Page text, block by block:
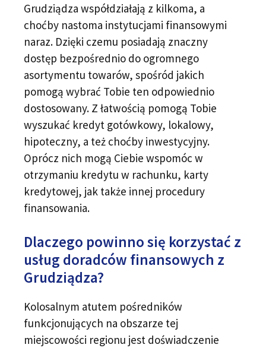
Grudziądza współdziałają z kilkoma, a
choćby nastoma instytucjami finansowymi
naraz. Dzięki czemu posiadają znaczny
dostęp bezpośrednio do ogromnego
asortymentu towarów, spośród jakich
pomogą wybrać Tobie ten odpowiednio
dostosowany. Z łatwością pomogą Tobie
wyszukać kredyt gotówkowy, lokalowy,
hipoteczny, a też choćby inwestycyjny.
Oprócz nich mogą Ciebie wspomóc w
otrzymaniu kredytu w rachunku, karty
kredytowej, jak także innej procedury
finansowania.
Dlaczego powinno się korzystać z
usług doradców finansowych z
Grudziądza?
Kolosalnym atutem pośredników
funkcjonujących na obszarze tej
miejscowości regionu jest doświadczenie